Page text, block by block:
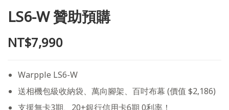
LS6-W 贊助預購
NT$7,990
Warpple LS6-W
送相機包級收納袋、萬向腳架、百吋布幕 (價值 $2,186)
支援無卡3期、20+銀行信用卡6期 0利率！